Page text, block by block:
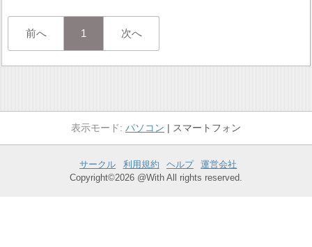
前へ 1 次へ
パソコン スマートフォン
サークル 利用規約 ヘルプ
運営会社
Copyright©2026 @With All rights reserved.